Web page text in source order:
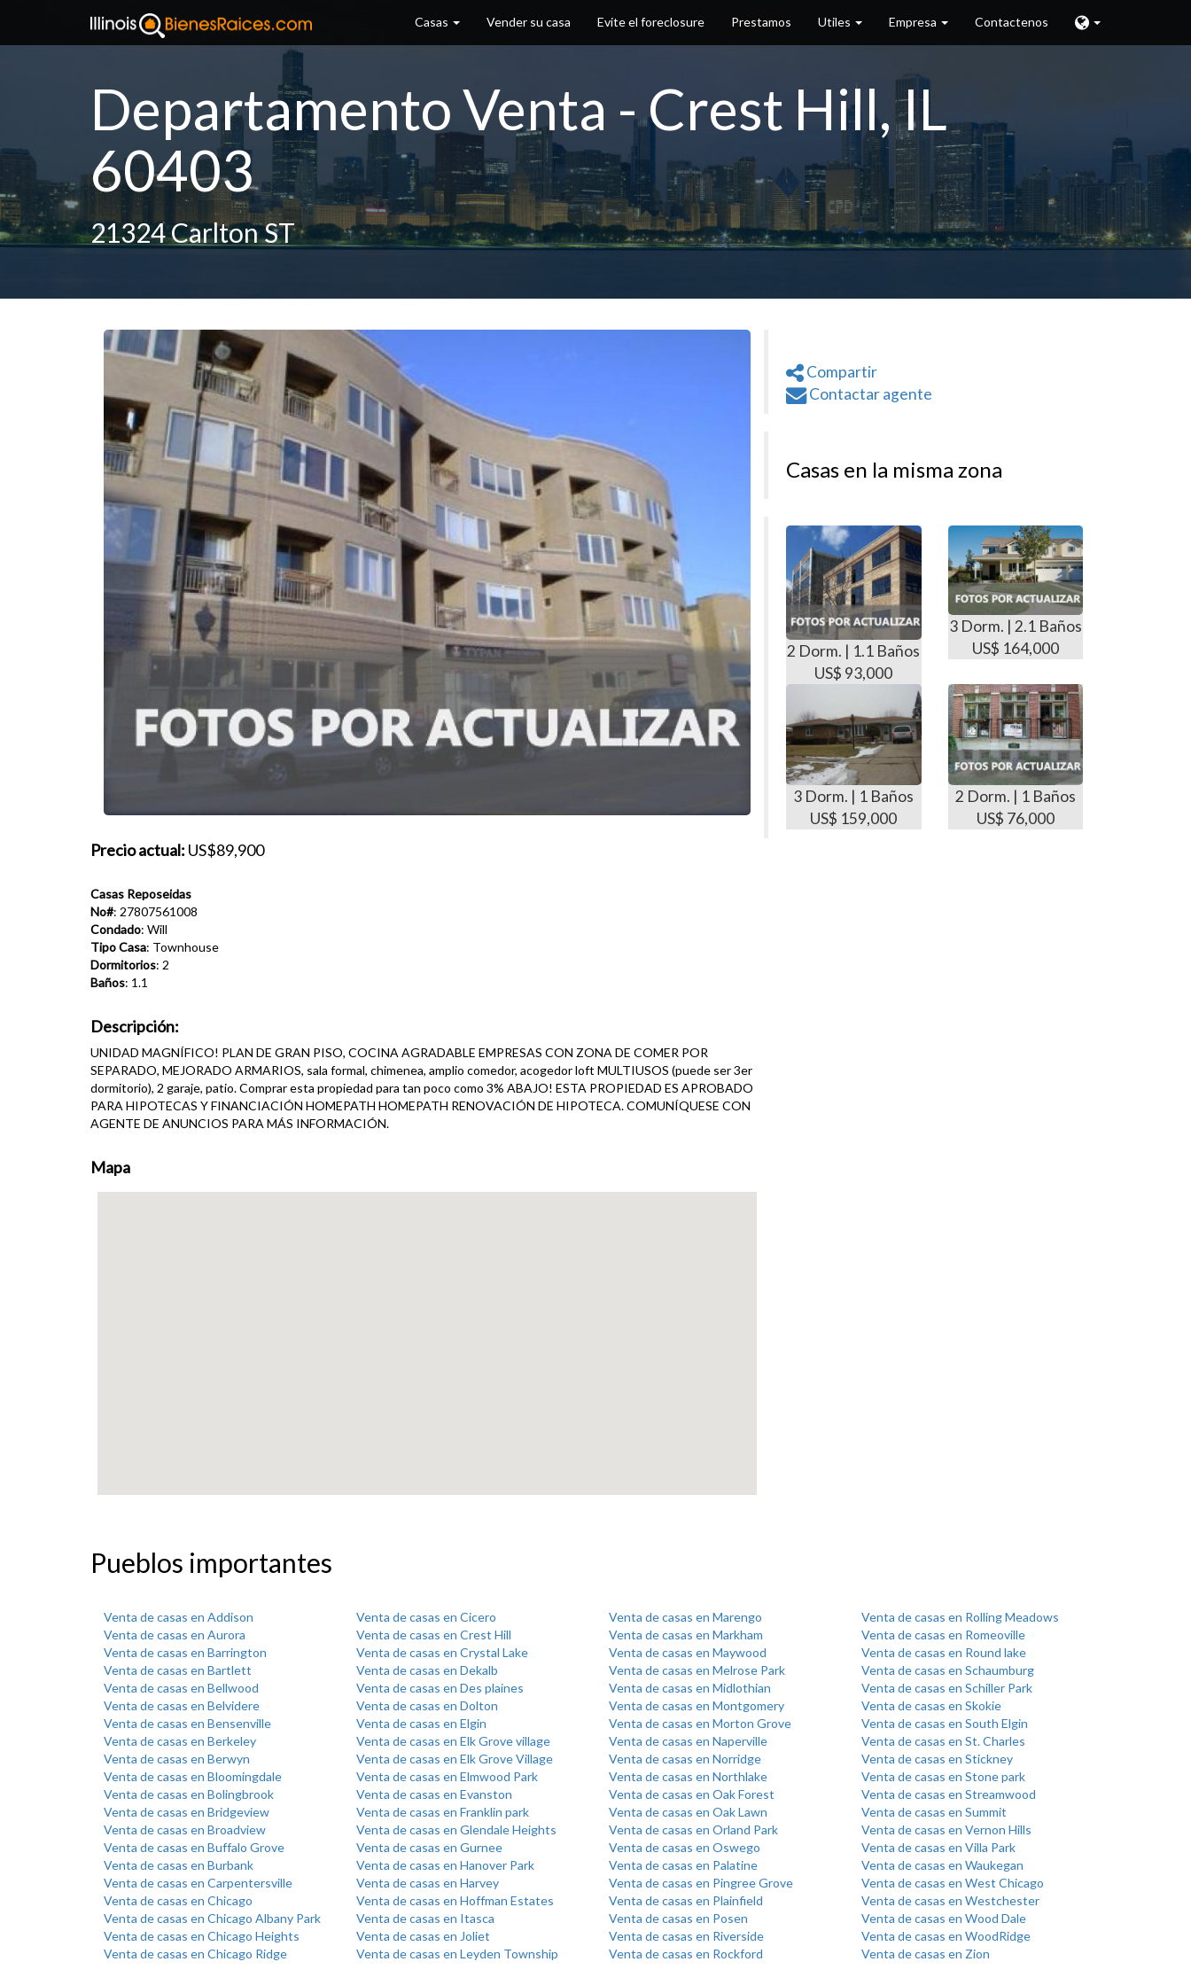
Casas Vender su casa Evite el foreclosure Prestamos Utiles Empresa Contactenos
Departamento Venta - Crest Hill, IL
60403
21324 Carlton ST
Precio actual: US$89,900
Casas Reposeidas
No#: 27807561008
Condado: Will
Tipo Casa: Townhouse
Dormitorios: 2
Baños: 1.1
Descripción:
UNIDAD MAGNÍFICO! PLAN DE GRAN PISO, COCINA AGRADABLE EMPRESAS CON ZONA DE COMER POR
SEPARADO, MEJORADO ARMARIOS, sala formal, chimenea, amplio comedor, acogedor loft MULTIUSOS (puede ser 3er
dormitorio), 2 garaje, patio. Comprar esta propiedad para tan poco como 3% ABAJO! ESTA PROPIEDAD ES APROBADO
PARA HIPOTECAS Y FINANCIACIÓN HOMEPATH HOMEPATH RENOVACIÓN DE HIPOTECA. COMUNÍQUESE CON
AGENTE DE ANUNCIOS PARA MÁS INFORMACIÓN.
Mapa
Compartir
Contactar agente
Casas en la misma zona
2 Dorm. | 1.1 Baños
US$ 93,000
3 Dorm. | 2.1 Baños
US$ 164,000
3 Dorm. | 1 Baños
US$ 159,000
2 Dorm. | 1 Baños
US$ 76,000
Pueblos importantes
Venta de casas en Addison
Venta de casas en Aurora
Venta de casas en Barrington
Venta de casas en Bartlett
Venta de casas en Bellwood
Venta de casas en Belvidere
Venta de casas en Bensenville
Venta de casas en Berkeley
Venta de casas en Berwyn
Venta de casas en Bloomingdale
Venta de casas en Bolingbrook
Venta de casas en Bridgeview
Venta de casas en Broadview
Venta de casas en Buffalo Grove
Venta de casas en Burbank
Venta de casas en Carpentersville
Venta de casas en Chicago
Venta de casas en Chicago Albany Park
Venta de casas en Chicago Heights
Venta de casas en Chicago Ridge
Venta de casas en Cicero
Venta de casas en Crest Hill
Venta de casas en Crystal Lake
Venta de casas en Dekalb
Venta de casas en Des plaines
Venta de casas en Dolton
Venta de casas en Elgin
Venta de casas en Elk Grove village
Venta de casas en Elk Grove Village
Venta de casas en Elmwood Park
Venta de casas en Evanston
Venta de casas en Franklin park
Venta de casas en Glendale Heights
Venta de casas en Gurnee
Venta de casas en Hanover Park
Venta de casas en Harvey
Venta de casas en Hoffman Estates
Venta de casas en Itasca
Venta de casas en Joliet
Venta de casas en Leyden Township
Venta de casas en Marengo
Venta de casas en Markham
Venta de casas en Maywood
Venta de casas en Melrose Park
Venta de casas en Midlothian
Venta de casas en Montgomery
Venta de casas en Morton Grove
Venta de casas en Naperville
Venta de casas en Norridge
Venta de casas en Northlake
Venta de casas en Oak Forest
Venta de casas en Oak Lawn
Venta de casas en Orland Park
Venta de casas en Oswego
Venta de casas en Palatine
Venta de casas en Pingree Grove
Venta de casas en Plainfield
Venta de casas en Posen
Venta de casas en Riverside
Venta de casas en Rockford
Venta de casas en Rolling Meadows
Venta de casas en Romeoville
Venta de casas en Round lake
Venta de casas en Schaumburg
Venta de casas en Schiller Park
Venta de casas en Skokie
Venta de casas en South Elgin
Venta de casas en St. Charles
Venta de casas en Stickney
Venta de casas en Stone park
Venta de casas en Streamwood
Venta de casas en Summit
Venta de casas en Vernon Hills
Venta de casas en Villa Park
Venta de casas en Waukegan
Venta de casas en West Chicago
Venta de casas en Westchester
Venta de casas en Wood Dale
Venta de casas en WoodRidge
Venta de casas en Zion